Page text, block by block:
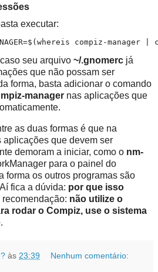
executar:
seu arquivo ~/.gnomerc já
que não possam ser
forma, basta adicionar o comando
manager nas aplicações que
as duas formas é que na
aplicações que devem ser
demoram a iniciar, como o nm-
para o painel do
forma os outros programas são
fica a dúvida: por que isso
recomendação: não utilize o
rodar o Compiz, use o sistema
.
às 23:39 Nenhum comentário: